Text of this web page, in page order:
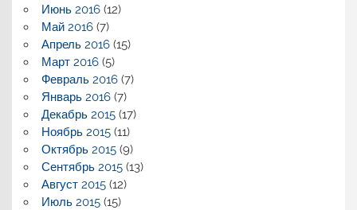
Июнь 2016(12)
Май 2016(7)
Апрель 2016(15)
Март 2016(5)
Февраль 2016(7)
Январь 2016(7)
Декабрь 2015(17)
Ноябрь 2015(11)
Октябрь 2015(9)
Сентябрь 2015(13)
Август 2015(12)
Июль 2015(15)